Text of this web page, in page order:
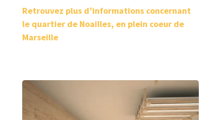
Retrouvez plus d’informations concernant
le quartier de Noailles, en plein coeur de
Marseille